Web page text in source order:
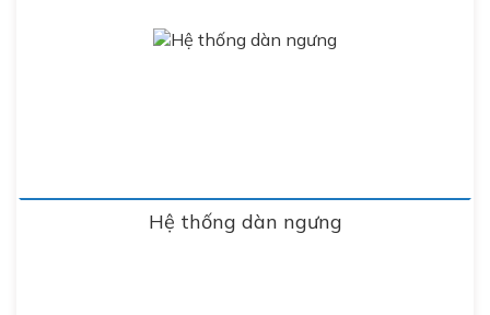
Hệ thống dàn ngưng